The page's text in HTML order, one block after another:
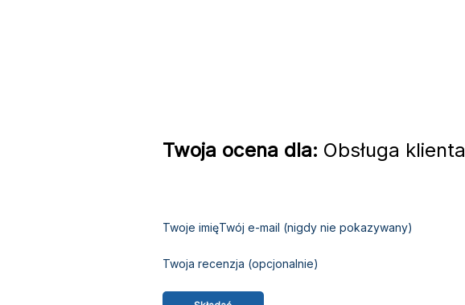
Twoja ocena dla: Obsługa klienta
Twoje imięTwój e-mail (nigdy nie pokazywany)
Twoja recenzja (opcjonalnie)